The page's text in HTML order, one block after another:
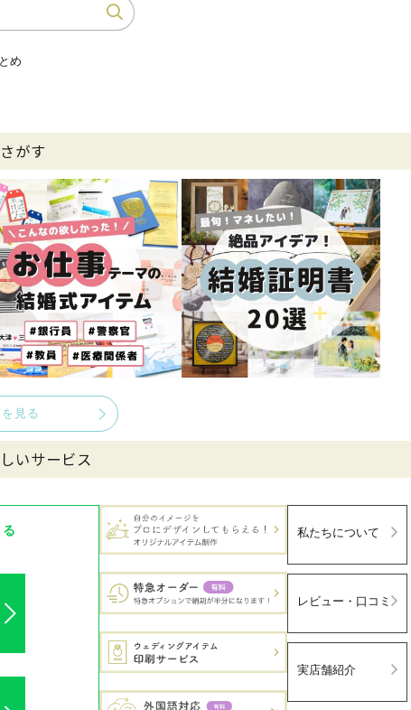
め
がす
見る
いサービス
私たちについて
レビュー・口コミ
実店舗紹介